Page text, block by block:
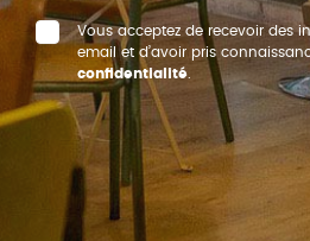
Vous acceptez de recevoir des
email et d’avoir pris
confidentialité